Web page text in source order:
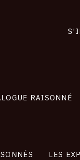
RAISONNÉ
LES